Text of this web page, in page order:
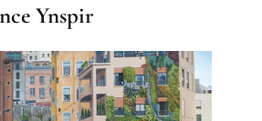
Ynspir